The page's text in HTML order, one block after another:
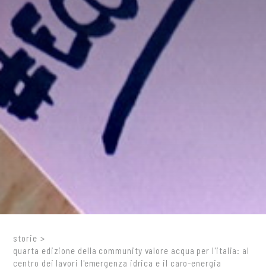
storie >
quarta edizione della community valore acqua per l'italia: al
centro dei lavori l'emergenza idrica e il caro-energia